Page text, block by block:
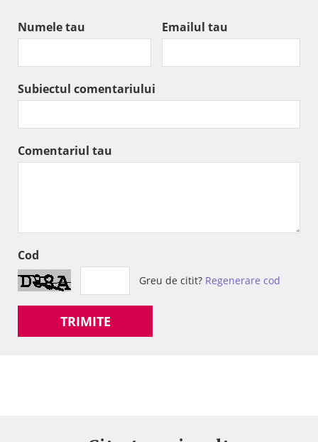
Numele tau Emailul tau
Subiectul comentariului
Comentariul tau
Cod
Greu de citit? Regenerare cod
TRIMITE